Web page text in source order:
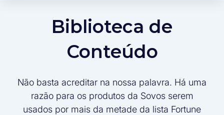
Biblioteca de
Conteúdo
Não basta acreditar na nossa palavra. Há uma
razão para os produtos da Sovos serem
usados por mais da metade da lista Fortune